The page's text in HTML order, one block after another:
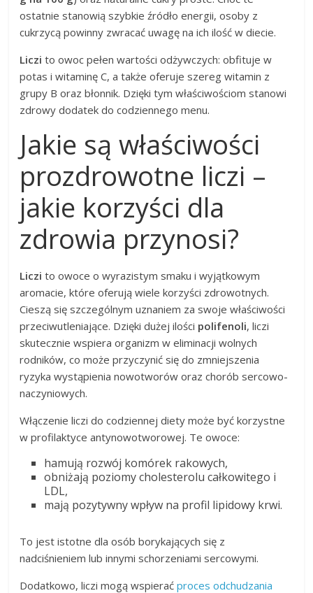
ostatnie stanowią szybkie źródło energii, osoby z
cukrzycą powinny zwracać uwagę na ich ilość w diecie.
Liczi to owoc pełen wartości odżywczych: obfituje w
potas i witaminę C, a także oferuje szereg witamin z
grupy B oraz błonnik. Dzięki tym właściwościom stanowi
zdrowy dodatek do codziennego menu.
Jakie są właściwości
prozdrowotne liczi –
jakie korzyści dla
zdrowia przynosi?
Liczi to owoce o wyrazistym smaku i wyjątkowym
aromacie, które oferują wiele korzyści zdrowotnych.
Cieszą się szczególnym uznaniem za swoje właściwości
przeciwutleniające. Dzięki dużej ilości polifenoli, liczi
skutecznie wspiera organizm w eliminacji wolnych
rodników, co może przyczynić się do zmniejszenia
ryzyka wystąpienia nowotworów oraz chorób sercowo-
naczyniowych.
Włączenie liczi do codziennej diety może być korzystne
w profilaktyce antynowotworowej. Te owoce:
hamują rozwój komórek rakowych,
obniżają poziomy cholesterolu całkowitego i
LDL,
mają pozytywny wpływ na profil lipidowy krwi.
To jest istotne dla osób borykających się z
nadciśnieniem lub innymi schorzeniami sercowymi.
Dodatkowo, liczi mogą wspieraćproces odchudzania